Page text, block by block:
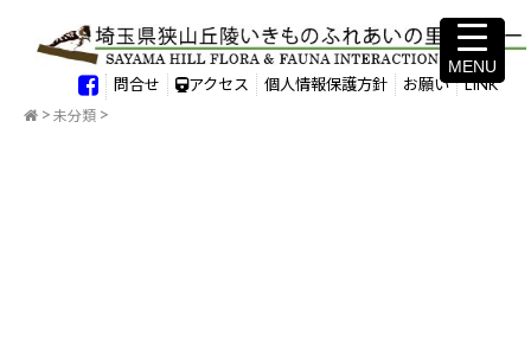
問合せ アクセス 個人情報保護方針 お願い LINK
未分類
MENU
MENU